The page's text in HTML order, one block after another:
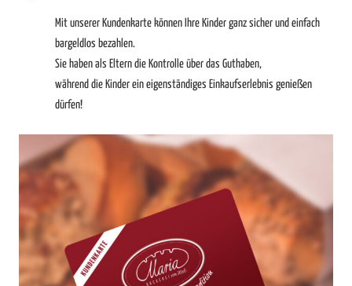
Mit unserer Kundenkarte können Ihre Kinder ganz sicher und einfach
bargeldlos bezahlen.
Sie haben als Eltern die Kontrolle über das Guthaben,
während die Kinder ein eigenständiges Einkaufserlebnis genießen
dürfen!